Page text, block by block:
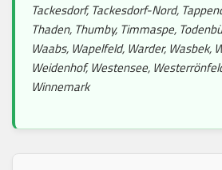
Tackesdorf, Tackesdorf-Nord,
Thaden, Thumby, Timmaspe,
Waabs, Wapelfeld, Warder, Wasbek,
Weidenhof, Westensee,
Winnemark